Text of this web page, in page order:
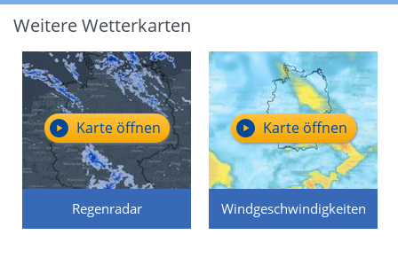
Weitere Wetterkarten
Regenradar
Karte öffnen
Windgeschwindigkeiten
Karte öffnen